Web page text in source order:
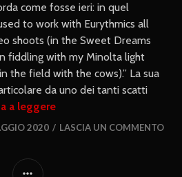
come fosse ieri: in quel
to work with Eurythmics all
shoots (in the Sweet Dreams
fiddling with my Minolta light
the field with the cows).” La sua
da uno dei tanti scatti
a leggere
2020 LASCIA UN COMMENTO